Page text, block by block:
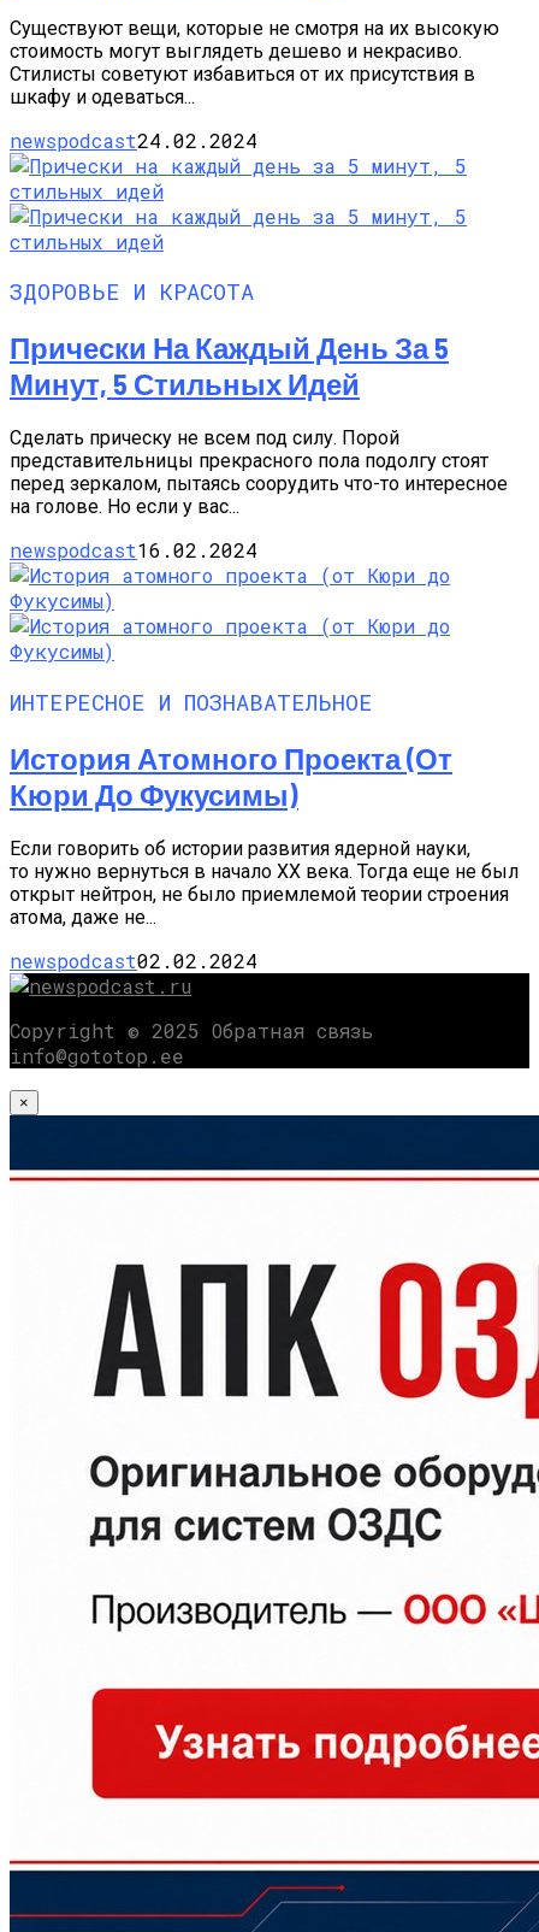
Существуют вещи, которые не смотря на их высокую
стоимость могут выглядеть дешево и некрасиво.
Стилисты советуют избавиться от их присутствия в
шкафу и одеваться...
newspodcast24.02.2024
ЗДОРОВЬЕ И КРАСОТА
Прически На Каждый День За 5
Минут, 5 Стильных Идей
Сделать прическу не всем под силу. Порой
представительницы прекрасного пола подолгу стоят
перед зеркалом, пытаясь соорудить что-то интересное
на голове. Но если у вас...
newspodcast16.02.2024
ИНТЕРЕСНОЕ И ПОЗНАВАТЕЛЬНОЕ
История Атомного Проекта (от
Кюри До Фукусимы)
Если говорить об истории развития ядерной науки,
то нужно вернуться в начало XX века. Тогда еще не был
открыт нейтрон, не было приемлемой теории строения
атома, даже не...
newspodcast02.02.2024
Copyright © 2025 Обратная связь
info@gototop.ee
×